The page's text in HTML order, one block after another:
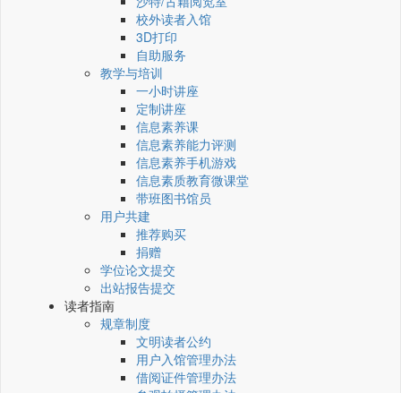
校外读者入馆
3D打印
自助服务
教学与培训
一小时讲座
定制讲座
信息素养课
信息素养能力评测
信息素养手机游戏
信息素质教育微课堂
带班图书馆员
用户共建
推荐购买
捐赠
学位论文提交
出站报告提交
读者指南
规章制度
文明读者公约
用户入馆管理办法
借阅证件管理办法